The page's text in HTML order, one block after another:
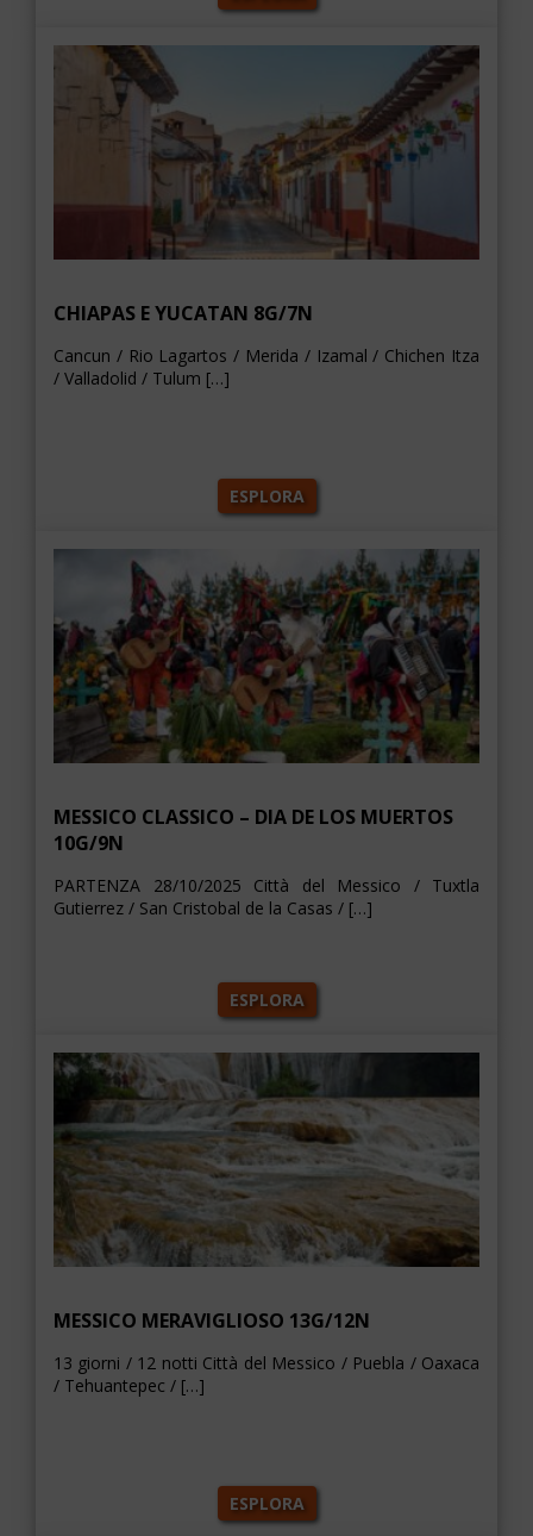
CHIAPAS E YUCATAN 8G/7N
Cancun / Rio Lagartos / Merida / Izamal / Chichen Itza
/ Valladolid / Tulum […]
ESPLORA
MESSICO CLASSICO – DIA DE LOS MUERTOS
10G/9N
PARTENZA 28/10/2025 Città del Messico / Tuxtla
Gutierrez / San Cristobal de la Casas / […]
ESPLORA
MESSICO MERAVIGLIOSO 13G/12N
13 giorni / 12 notti Città del Messico / Puebla / Oaxaca
/ Tehuantepec / […]
ESPLORA